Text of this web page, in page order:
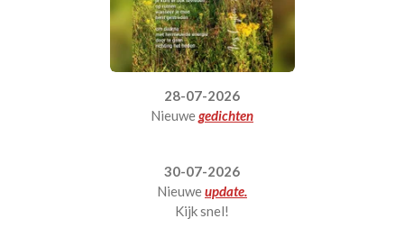
28-07-2026
Nieuwegedichten
30-07-2026
Nieuweupdate.
Kijk snel!